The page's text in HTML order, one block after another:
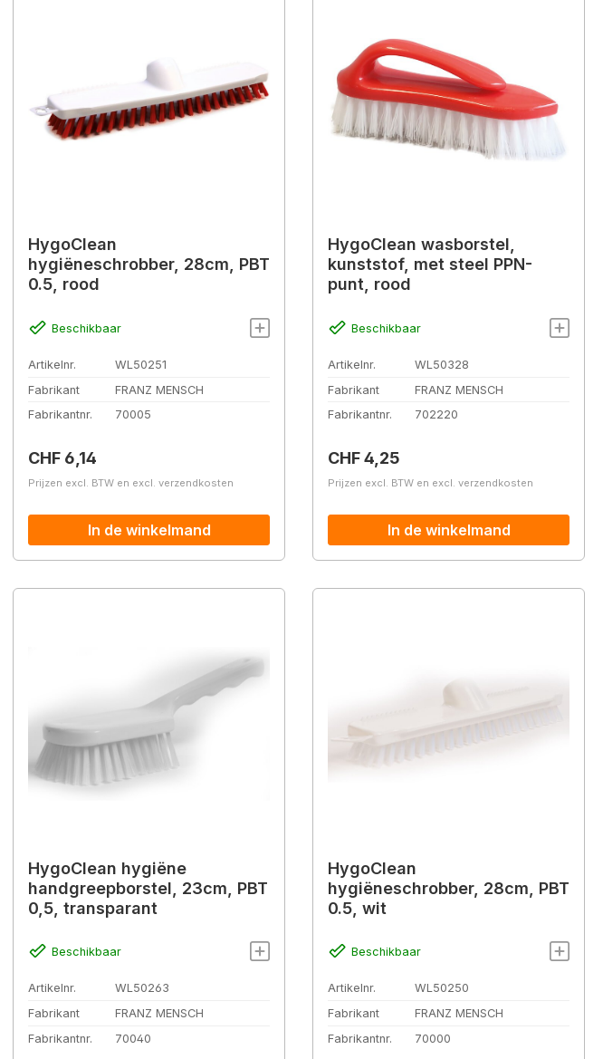
HygoClean
hygiëneschrobber, 28cm, PBT
0.5, rood
Beschikbaar
Artikelnr.
WL50251
Fabrikant
FRANZ MENSCH
Fabrikantnr.
70005
Normale prijs:
CHF 6,14
Prijzen excl. BTW en excl. verzendkosten
In de winkelmand
HygoClean wasborstel,
kunststof, met steel PPN-
punt, rood
Beschikbaar
Artikelnr.
WL50328
Fabrikant
FRANZ MENSCH
Fabrikantnr.
702220
Normale prijs:
CHF 4,25
Prijzen excl. BTW en excl. verzendkosten
In de winkelmand
HygoClean hygiëne
handgreepborstel, 23cm, PBT
0,5, transparant
Beschikbaar
Artikelnr.
WL50263
Fabrikant
FRANZ MENSCH
Fabrikantnr.
70040
HygoClean
hygiëneschrobber, 28cm, PBT
0.5, wit
Beschikbaar
Artikelnr.
WL50250
Fabrikant
FRANZ MENSCH
Fabrikantnr.
70000